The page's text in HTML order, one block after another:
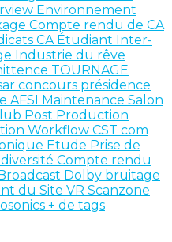
Environnement
Compte rendu de CA
CA Étudiant Inter-
Industrie du rêve
TOURNAGE
concours présidence
AFSI Maintenance Salon
Post Production
Workflow CST com
Etude Prise de
Compte rendu
Dolby bruitage
du Site VR Scanzone
+ de tags